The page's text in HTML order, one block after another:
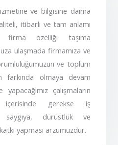
ve bilgisine daima
itibarlı ve tam anlamı
özelliği taşıma
ulaşmada firmamıza ve
ve toplum
farkında olmaya devam
yapacağımız çalışmaların
içerisinde gerekse iş
saygıya, dürüstlük ve
yapması arzumuzdur.